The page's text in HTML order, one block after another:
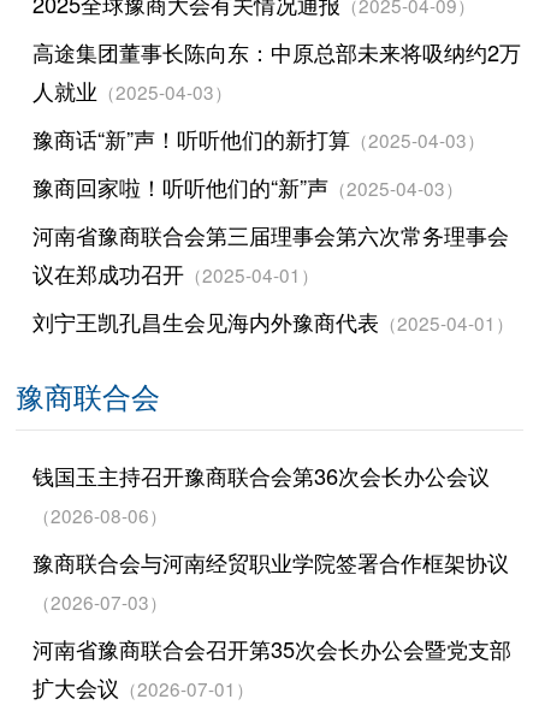
高途集团董事长陈向东：中原总部未来将吸纳约2万
人就业 （2025-04-03）
豫商话“新”声！听听他们的新打算（2025-04-03）
豫商回家啦！听听他们的“新”声（2025-04-03）
河南省豫商联合会第三届理事会第六次常务理事会
议在郑成功召开（2025-04-01）
刘宁王凯孔昌生会见海内外豫商代表 （2025-04-01）
豫商联合会
钱国玉主持召开豫商联合会第36次会长办公会议
（2026-08-06）
豫商联合会与河南经贸职业学院签署合作框架协议
（2026-07-03）
河南省豫商联合会召开第35次会长办公会暨党支部
扩大会议 （2026-07-01）